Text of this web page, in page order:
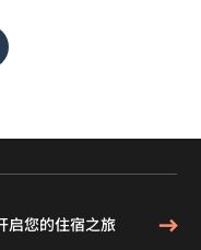
启您的住宿之旅